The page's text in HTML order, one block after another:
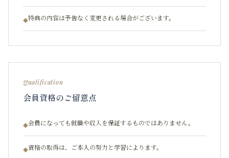
◆特典の内容は予告なく変更される場合がございます。
Qualification
会員資格のご留意点
◆会員になっても就職や収入を保証するものではありません。
◆資格の取得は、ご本人の努力と学習によります。